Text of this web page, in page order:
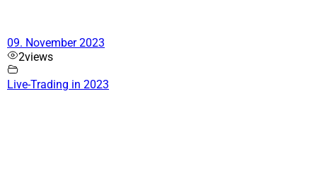
09. November 2023
2views
Live-Trading in 2023